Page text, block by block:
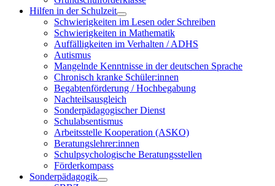
Hilfen in der Schulzeit
Schwierigkeiten im Lesen oder Schreiben
Schwierigkeiten in Mathematik
Auffälligkeiten im Verhalten / ADHS
Autismus
Mangelnde Kenntnisse in der deutschen Sprache
Chronisch kranke Schüler:innen
Begabtenförderung / Hochbegabung
Nachteilsausgleich
Sonderpädagogischer Dienst
Schulabsentismus
Arbeitsstelle Kooperation (ASKO)
Beratungslehrer:innen
Schulpsychologische Beratungsstellen
Förderkompass
Sonderpädagogik